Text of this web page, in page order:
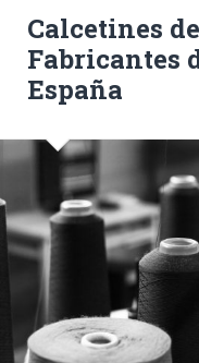
Calcetines
Fabricantes
España